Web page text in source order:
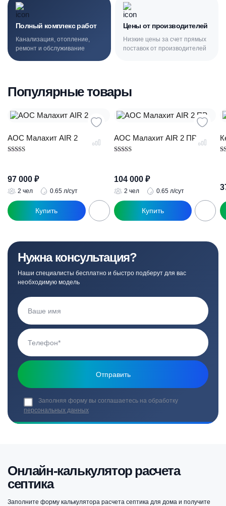
Полный комплекс работ
Канализация, отопление,
ремонт и обслуживание
Цены от производителей
Низкие цены за счет прямых
поставок от производителей
Популярные товары
АОС Малахит AIR 2
97 000 ₽
2 чел 0.65 л/сут
АОС Малахит AIR 2 ПР
104 000 ₽
2 чел 0.65 л/сут
Нужна консультация?
Наши специалисты бесплатно и быстро подберут для вас
необходимую модель
Заполняя форму вы соглашаетесь на обработку
персональных данных
Онлайн-калькулятор расчета
септика
Заполните форму калькулятора расчета септика для дома и получите